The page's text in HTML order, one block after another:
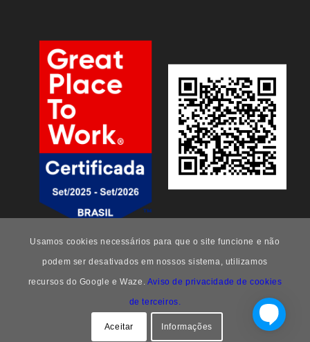
Usamos cookies necessários para que o site funcione e não
podem ser desativados em nossos sistema, utilizamos
recursos do Google e Waze. Aviso de privacidade de cookies
de terceiros.
Aceitar Informações